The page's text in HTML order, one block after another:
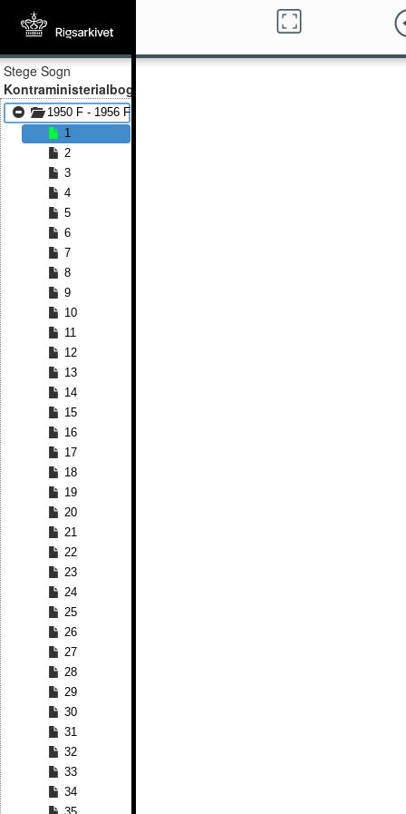
Stege Sogn
Kontraministerialbog
1950 F - 1956 F
1
2
3
4
5
6
7
8
9
10
11
12
13
14
15
16
17
18
19
20
21
22
23
24
25
26
27
28
29
30
31
32
33
34